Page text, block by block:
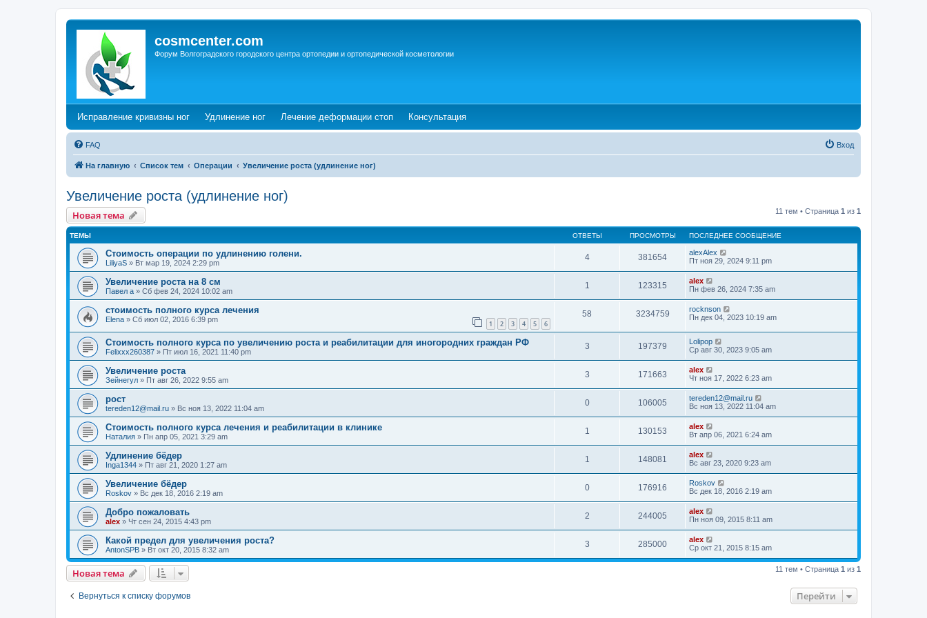
cosmcenter.com
Форум Волгоградского городского центра ортопедии и ортопедической косметологии
Исправление кривизны ног(Opens a new tab)
Удлинение ног(Opens a new tab)
Лечение деформации стоп(Opens a new tab)
Консультация(Opens a new tab)
FAQ Вход
На главную Список тем Операции Увеличение роста (удлинение ног)
Увеличение роста (удлинение ног)
Новая тема 11 тем • Страница 1 из 1
ТЕМЫ ОТВЕТЫ ПРОСМОТРЫ ПОСЛЕДНЕЕ СООБЩЕНИЕ
Стоимость операции по удлинению голени.
LiliyaS » Вт мар 19, 2024 2:29 pm
4 381654
alexAlex
Пт ноя 29, 2024 9:11 pm
Увеличение роста на 8 см
Павел а » Сб фев 24, 2024 10:02 am
1 123315
alex
Пн фев 26, 2024 7:35 am
стоимость полного курса лечения
Elena » Сб июл 02, 2016 6:39 pm 1 2 3 4 5 6
58 3234759
rocknson
Пн дек 04, 2023 10:19 am
Стоимость полного курса по увеличению роста и реабилитации для иногородних граждан РФ
Felixxx260387 » Пт июл 16, 2021 11:40 pm
3 197379
Lolipop
Ср авг 30, 2023 9:05 am
Увеличение роста
Зейнегул » Пт авг 26, 2022 9:55 am
3 171663
alex
Чт ноя 17, 2022 6:23 am
рост
tereden12@mail.ru » Вс ноя 13, 2022 11:04 am
0 106005
tereden12@mail.ru
Вс ноя 13, 2022 11:04 am
Стоимость полного курса лечения и реабилитации в клинике
Наталия » Пн апр 05, 2021 3:29 am
1 130153
alex
Вт апр 06, 2021 6:24 am
Удлинение бёдер
Inga1344 » Пт авг 21, 2020 1:27 am
1 148081
alex
Вс авг 23, 2020 9:23 am
Увеличение бёдер
Roskov » Вс дек 18, 2016 2:19 am
0 176916
Roskov
Вс дек 18, 2016 2:19 am
Добро пожаловать
alex » Чт сен 24, 2015 4:43 pm
2 244005
alex
Пн ноя 09, 2015 8:11 am
Какой предел для увеличения роста?
AntonSPB » Вт окт 20, 2015 8:32 am
3 285000
alex
Ср окт 21, 2015 8:15 am
Новая тема 11 тем • Страница 1 из 1
Вернуться к списку форумов Перейти